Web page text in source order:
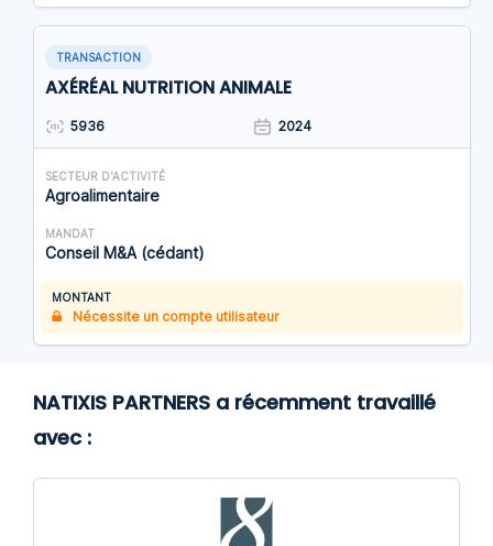
TRANSACTION
AXÉRÉAL NUTRITION ANIMALE
5936 2024
SECTEUR D'ACTIVITÉ
Agroalimentaire
MANDAT
Conseil M&A (cédant)
MONTANT
Nécessite un compte utilisateur
NATIXIS PARTNERS a récemment travaillé
avec :